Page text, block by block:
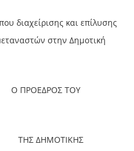
διαχείρισης και επίλυσης
στην Δημοτική
ΤΟΥ